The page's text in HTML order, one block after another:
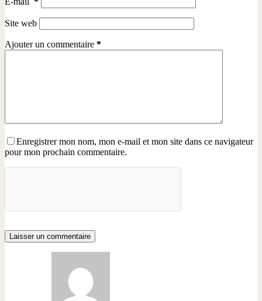
Site web
Ajouter un commentaire *
Enregistrer mon nom, mon e-mail et mon site dans ce navigateur
pour mon prochain commentaire.
Laisser un commentaire